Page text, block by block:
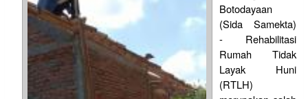
Botodayaan
(Sida Samekta)
- Rehabilitasi
Rumah Tidak
Layak Huni
(RTLH)